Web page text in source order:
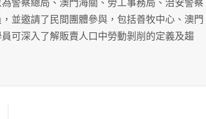
警察總局、澳門海關、勞工事務局、治安警察
並邀請了民間團體參與，包括善牧中心、澳門
可深入了解販賣人口中勞動剝削的定義及趨